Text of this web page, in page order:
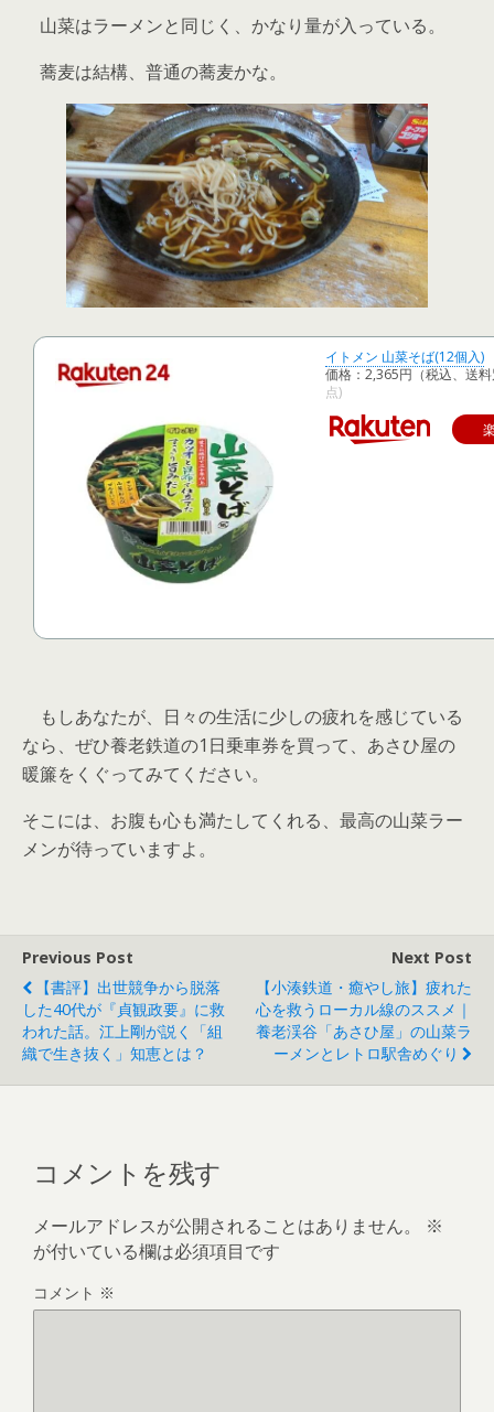
山菜はラーメンと同じく、かなり量が入っている。
蕎麦は結構、普通の蕎麦かな。
イトメン 山菜そば(12個入)
価格：2,365円（税込、送料
点)
もしあなたが、日々の生活に少しの疲れを感じている
なら、ぜひ養老鉄道の1日乗車券を買って、あさひ屋の
暖簾をくぐってみてください。
そこには、お腹も心も満たしてくれる、最高の山菜ラー
メンが待っていますよ。
Previous Post
【書評】出世競争から脱落
した40代が『貞観政要』に救
われた話。江上剛が説く「組
織で生き抜く」知恵とは？
Next Post
【小湊鉄道・癒やし旅】疲れた
心を救うローカル線のススメ｜
養老渓谷「あさひ屋」の山菜ラ
ーメンとレトロ駅舎めぐり
コメントを残す
メールアドレスが公開されることはありません。
※
が付いている欄は必須項目です
コメント ※